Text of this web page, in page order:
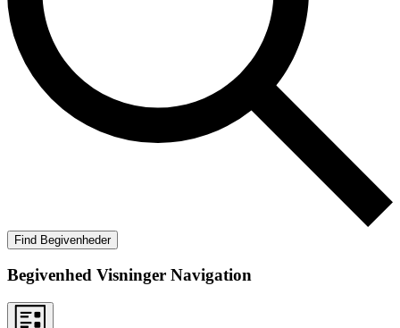
Find Begivenheder
Begivenhed Visninger Navigation